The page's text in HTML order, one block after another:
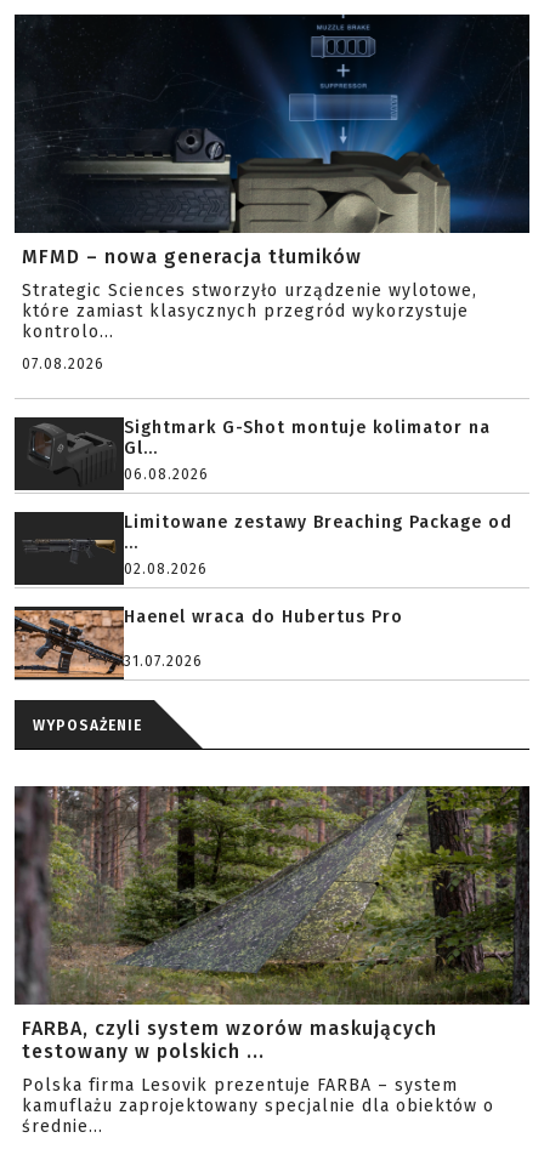
MFMD – nowa generacja tłumików
Strategic Sciences stworzyło urządzenie wylotowe,
które zamiast klasycznych przegród wykorzystuje
kontrolo...
07.08.2026
Sightmark G-Shot montuje kolimator na
Gl...
06.08.2026
Limitowane zestawy Breaching Package od
...
02.08.2026
Haenel wraca do Hubertus Pro
31.07.2026
WYPOSAŻENIE
FARBA, czyli system wzorów maskujących
testowany w polskich ...
Polska firma Lesovik prezentuje FARBA – system
kamuflażu zaprojektowany specjalnie dla obiektów o
średnie...